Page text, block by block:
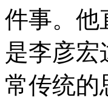
件事。他
是李彦宏
常传统的